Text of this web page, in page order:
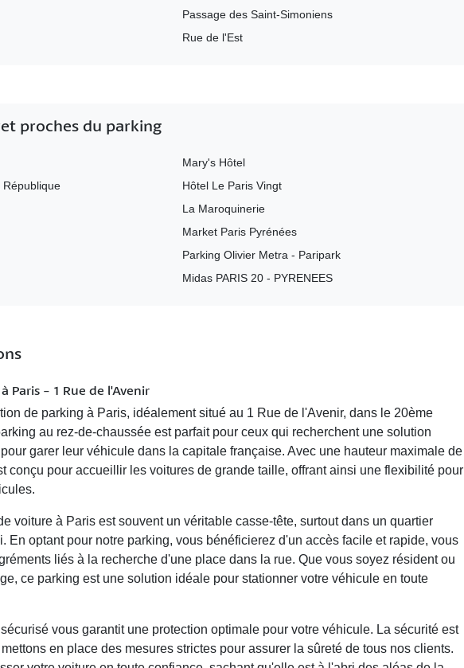
Passage des Saint-Simoniens
Rue de l'Est
proches du parking
Mary's Hôtel
République
Hôtel Le Paris Vingt
La Maroquinerie
Market Paris Pyrénées
Parking Olivier Metra - Paripark
Midas PARIS 20 - PYRENEES
Paris - 1 Rue de l'Avenir
de parking à Paris, idéalement situé au 1 Rue de l'Avenir, dans le 20ème
au rez-de-chaussée est parfait pour ceux qui recherchent une solution
garer leur véhicule dans la capitale française. Avec une hauteur maximale de
conçu pour accueillir les voitures de grande taille, offrant ainsi une flexibilité pour
voiture à Paris est souvent un véritable casse-tête, surtout dans un quartier
En optant pour notre parking, vous bénéficierez d'un accès facile et rapide, vous
liés à la recherche d'une place dans la rue. Que vous soyez résident ou
ce parking est une solution idéale pour stationner votre véhicule en toute
vous garantit une protection optimale pour votre véhicule. La sécurité est
en place des mesures strictes pour assurer la sûreté de tous nos clients.